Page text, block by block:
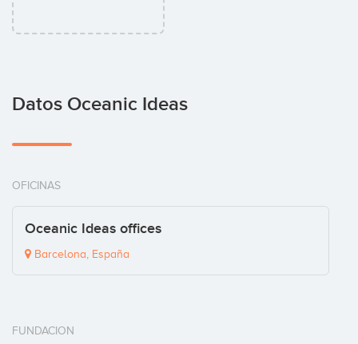
Datos Oceanic Ideas
OFICINAS
Oceanic Ideas offices
Barcelona, España
FUNDACION